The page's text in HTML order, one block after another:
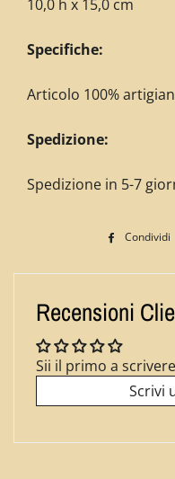
10,0 h x 15,0 cm
Specifiche:
Articolo 100%
Spedizione:
Spedizione in 5-7
Condividi
Recensioni
Sii il primo a
Scrivi